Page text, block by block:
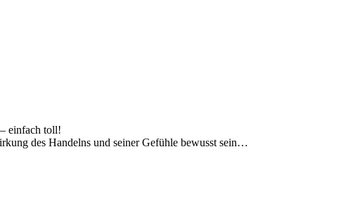
einfach toll!
des Handelns und seiner Gefühle bewusst sein…